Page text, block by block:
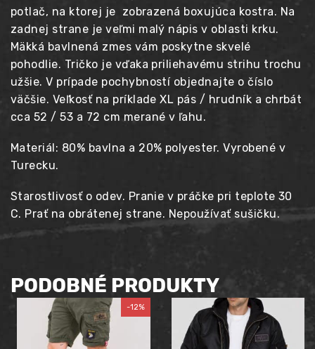
potlač, na ktorej je zobrazená boxujúca kostra. Na
zadnej strane je veľmi malý nápis v oblasti krku.
Mäkká bavlnená zmes vám poskytne skvelé
pohodlie. Tričko je vďaka priliehavému strihu trochu
užšie. V prípade pochybností objednajte o číslo
väčšie. Veľkosť na príklade XL pás / hrudník a chrbát
cca 52 / 53 a 72 cm merané v ľahu.
Materiál: 80% bavlna a 20% polyester. Vyrobené v
Turecku.
Starostlivosť o odev. Pranie v práčke pri teplote 30
C. Prať na obrátenej strane. Nepoužívať sušičku.
PODOBNÉ PRODUKTY
-12%